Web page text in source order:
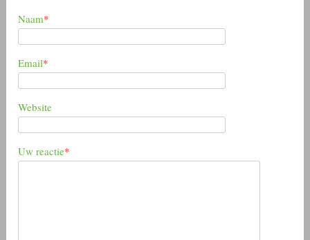
Naam*
Email*
Website
Uw reactie*